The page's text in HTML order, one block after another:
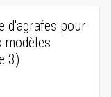
d'agrafes pour
3)